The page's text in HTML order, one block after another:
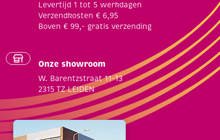
Levertijd 1 tot 5 werkdagen
Verzendkosten € 6,95
Boven € 99,- gratis verzending
Onze showroom
W. Barentzstraat 11-13
2315 TZ LEIDEN